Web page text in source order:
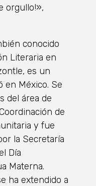
orgullo!»,
conocido
Literaria en
es un
en México. Se
del área de
de
y fue
la Secretaría
Día
Materna.
ha extendido a